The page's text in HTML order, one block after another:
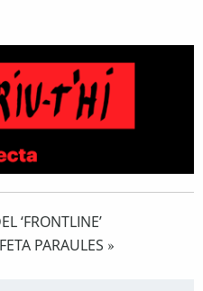
‘FRONTLINE’
PARAULES »